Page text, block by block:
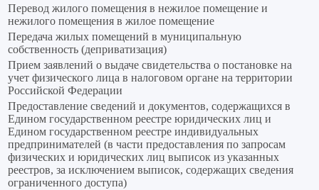
Перевод жилого помещения в нежилое помещение и
нежилого помещения в жилое помещение
Передача жилых помещений в муниципальную
собственность (деприватизация)
Прием заявлений о выдаче свидетельства о постановке на
учет физического лица в налоговом органе на территории
Российской Федерации
Предоставление сведений и документов, содержащихся в
Едином государственном реестре юридических лиц и
Едином государственном реестре индивидуальных
предпринимателей (в части предоставления по запросам
физических и юридических лиц выписок из указанных
реестров, за исключением выписок, содержащих сведения
ограниченного доступа)